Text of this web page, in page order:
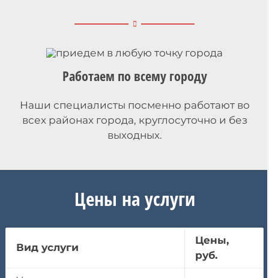
Работаем по всему городу
Наши специалисты посменно работают во
всех районах города, круглосуточно и без
выходных.
Цены на услуги
Вид услуги
Цены,
руб.